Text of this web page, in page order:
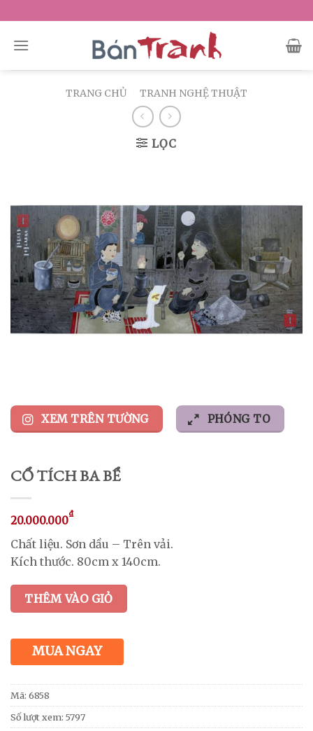
to
content
TRANG CHỦ TRANH NGHỆ THUẬT
LỌC
XEM TRÊN TƯỜNG PHÓNG TO
CỔ TÍCH BA BỂ
20.000.000₫
Chất liệu. Sơn dầu – Trên vải.
Kích thước. 80cm x 140cm.
THÊM VÀO GIỎ
MUA NGAY
Mã: 6858
Số lượt xem: 5797